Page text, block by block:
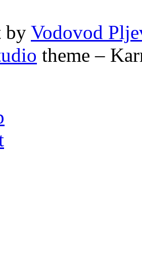
by Vodovod
theme –